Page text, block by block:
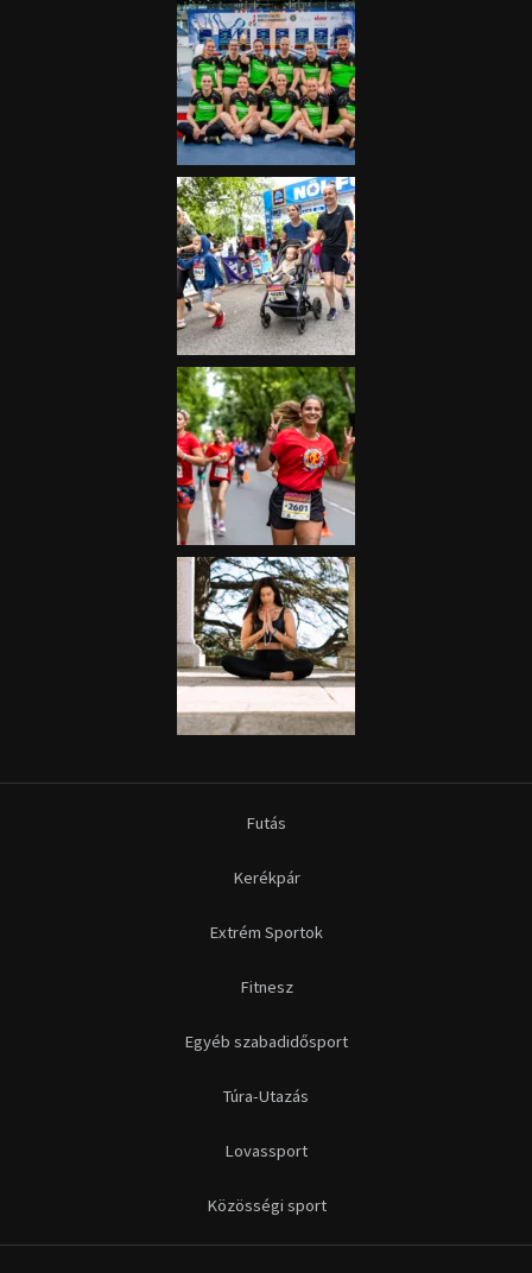
Futás
Kerékpár
Extrém Sportok
Fitnesz
Egyéb szabadidősport
Túra-Utazás
Lovassport
Közösségi sport